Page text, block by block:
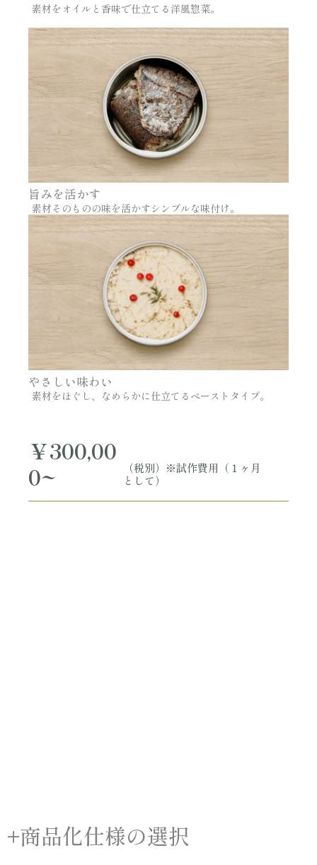
素材をオイルと香味で仕立てる洋風惣菜。
旨みを活かす
素材そのものの味を活かすシンプルな味付け。
やさしい味わい
素材をほぐし、なめらかに仕立てるペーストタイプ。
￥300,00
0~
（税別）※試作費用（１ヶ月
として）
+商品化仕様の選択